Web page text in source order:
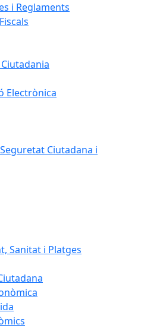
i Reglaments
Electrònica
Ciutadana i
Sanitat i Platges